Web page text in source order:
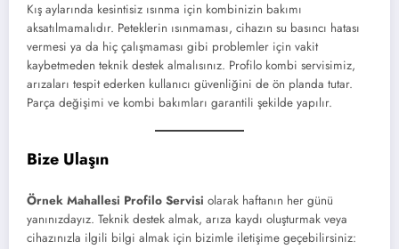
Kış aylarında kesintisiz ısınma için kombinizin bakımı
aksatılmamalıdır. Peteklerin ısınmaması, cihazın su basıncı hatası
vermesi ya da hiç çalışmaması gibi problemler için vakit
kaybetmeden teknik destek almalısınız. Profilo kombi servisimiz,
arızaları tespit ederken kullanıcı güvenliğini de ön planda tutar.
Parça değişimi ve kombi bakımları garantili şekilde yapılır.
Bize Ulaşın
Örnek Mahallesi Profilo Servisi olarak haftanın her günü
yanınızdayız. Teknik destek almak, arıza kaydı oluşturmak veya
cihazınızla ilgili bilgi almak için bizimle iletişime geçebilirsiniz: